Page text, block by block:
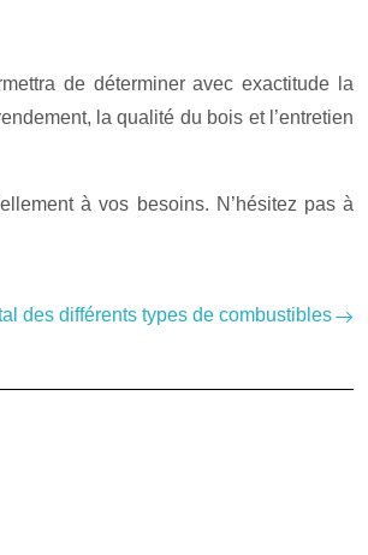
de déterminer avec exactitude la
la qualité du bois et l’entretien
à vos besoins. N’hésitez pas à
des différents types de combustibles